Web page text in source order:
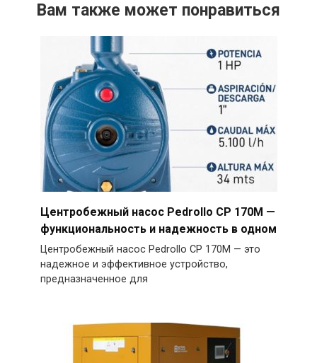
Вам также может понравиться
Центробежный насос Pedrollo CP 170M —
функциональность и надежность в одном
Центробежный насос Pedrollo CP 170M — это
надежное и эффективное устройство,
предназначенное для